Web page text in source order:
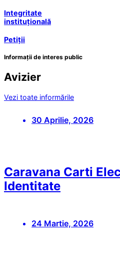
Integritate
instituțională
Petiții
Informații de interes public
Avizier
Vezi toate informările
30 Aprilie, 2026
Caravana Carti
Identitate
24 Martie, 2026